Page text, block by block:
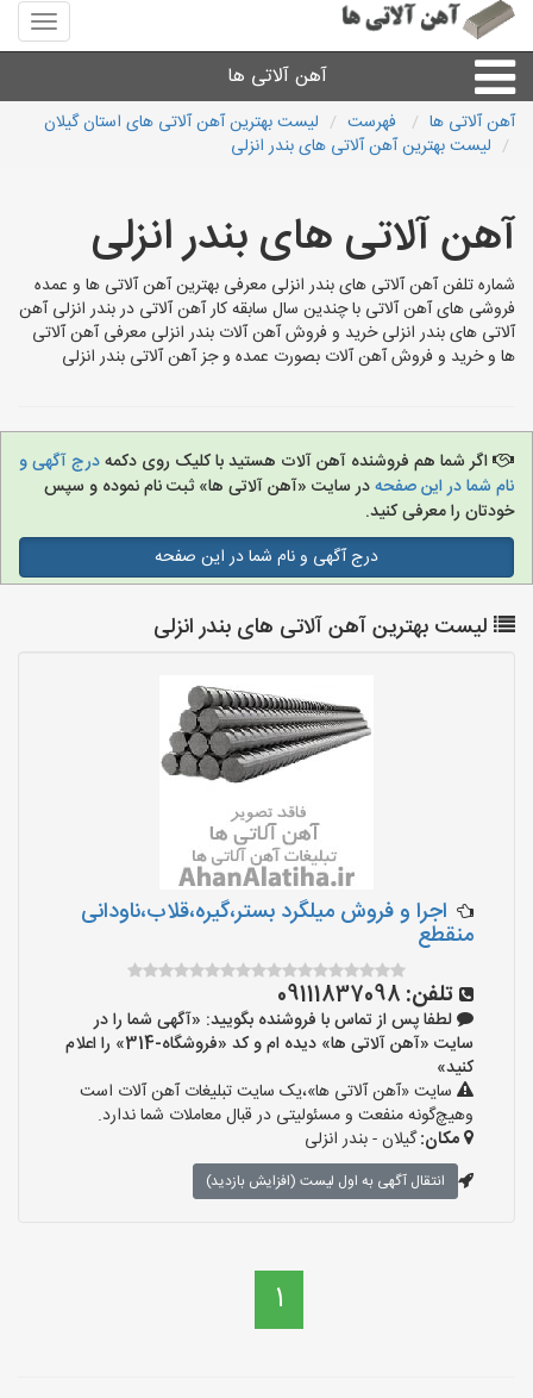
منوی
سایت
آلاتی
آهن آلاتی ها
میلگرد نبشی،مفتول
لوله و اتصالات
سایر آهن آلات
آهن آلاتی های شهرها
آهن آلاتی ها فهرست
لیست بهترین آهن آلاتی های استان گیلان
لیست بهترین آهن آلاتی های بندر انزلی
آهن آلاتی های بندر انزلی
شماره تلفن آهن آلاتی های بندر انزلی معرفی بهترین آهن آلاتی ها و عمده
فروشی های آهن آلاتی با چندین سال سابقه کار آهن آلاتی در بندر انزلی آهن
آلاتی های بندر انزلی خرید و فروش آهن آلات بندر انزلی معرفی آهن آلاتی
ها و خرید و فروش آهن آلات بصورت عمده و جز آهن آلاتی بندر انزلی
اگر شما هم فروشنده آهن آلات هستید با کلیک روی دکمهدرج آگهی و
نام شما در این صفحهدر سایت «آهن آلاتی ها» ثبت نام نموده و سپس
خودتان را معرفی کنید.
درج آگهی و نام شما در این صفحه
لیست بهترین آهن آلاتی های بندر انزلی
اجرا و فروش میلگرد بستر،گیره،قلاب،ناودانی
منقطع
تلفن: 09111837098
لطفا پس از تماس با فروشنده بگویید: «آگهی شما را در
سایت «آهن آلاتی ها» دیده ام و کد «فروشگاه-314» را اعلام
کنید»
سایت «آهن آلاتی ها»،یک سایت تبلیغات آهن آلات است
وهیچ‌گونه منفعت و مسئولیتی در قبال معاملات شما ندارد.
مکان:گیلان - بندر انزلی
انتقال آگهی به اول لیست (افزایش بازدید)
1